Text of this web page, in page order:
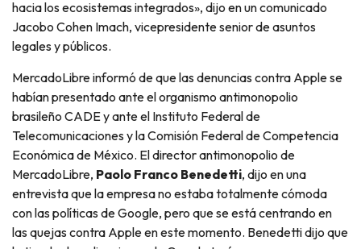
hacia los ecosistemas integrados», dijo en un comunicado
Jacobo Cohen Imach, vicepresidente senior de asuntos
legales y públicos.
MercadoLibre informó de que las denuncias contra Apple se
habían presentado ante el organismo antimonopolio
brasileño CADE y ante el Instituto Federal de
Telecomunicaciones y la Comisión Federal de Competencia
Económica de México. El director antimonopolio de
MercadoLibre, Paolo Franco Benedetti, dijo en una
entrevista que la empresa no estaba totalmente cómoda
con las políticas de Google, pero que se está centrando en
las quejas contra Apple en este momento. Benedetti dijo que